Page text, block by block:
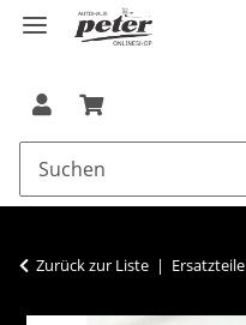
Zurück zur Liste Ersatzteile